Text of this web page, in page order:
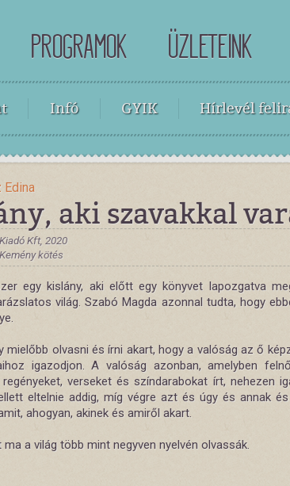
PROGRAMOK ÜZLETEINK
Infó GYIK Hírlevél
Edina
aki szavakkal
Kft, 2020
kötés
egy kislány, aki előtt egy könyvet lapozgatva
világ. Szabó Magda azonnal tudta, hogy
mielőbb olvasni és írni akart, hogy a valóság az ő
igazodjon. A valóság azonban, amelyben
verseket és színdarabokat írt, nehezen
eltelnie addig, míg végre azt és úgy és annak
ahogyan, akinek és amiről akart.
ma a világ több mint negyven nyelvén olvassák.